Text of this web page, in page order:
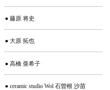
● 藤原 将史
● 大原 拓也
● 高橋 亜希子
● ceramic studio Wol 石曽根 沙苗